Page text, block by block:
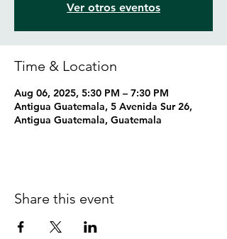
Ver otros eventos
Time & Location
Aug 06, 2025, 5:30 PM – 7:30 PM
Antigua Guatemala, 5 Avenida Sur 26,
Antigua Guatemala, Guatemala
Share this event